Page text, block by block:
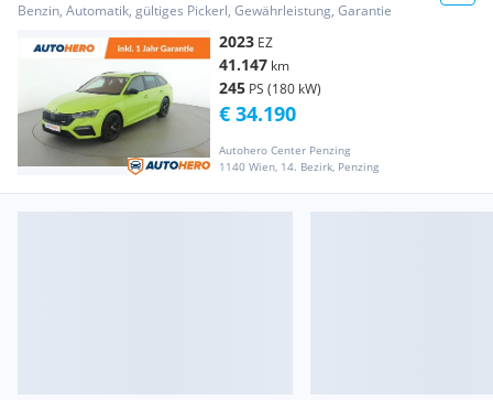
Benzin, Automatik, gültiges Pickerl, Gewährleistung, Garantie
2023 EZ
41.147 km
245 PS (180 kW)
Autohero Center Penzing
1140 Wien, 14. Bezirk, Penzing
€ 34.190